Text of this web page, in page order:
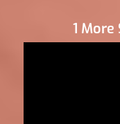
1